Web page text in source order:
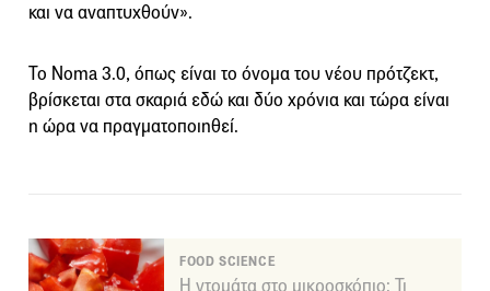
και να αναπτυχθούν».
Το Noma 3.0, όπως είναι το όνομα του νέου πρότζεκτ,
βρίσκεται στα σκαριά εδώ και δύο χρόνια και τώρα είναι
η ώρα να πραγματοποιηθεί.
FOOD SCIENCE
Η ντομάτα στο μικροσκόπιο: Τι